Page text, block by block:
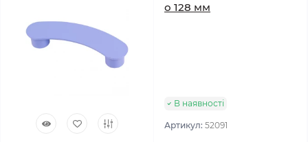
о 128 мм
В наявності
Артикул: 52091